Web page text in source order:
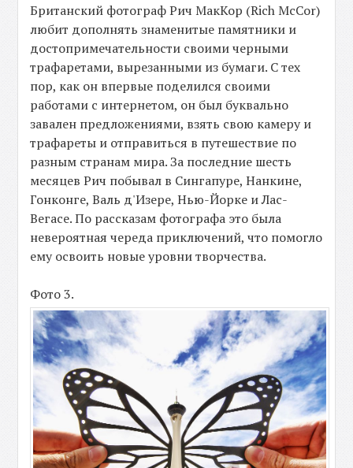
Британский фотограф Рич МакКор (Rich McCor)
любит дополнять знаменитые памятники и
достопримечательности своими черными
трафаретами, вырезанными из бумаги. С тех
пор, как он впервые поделился своими
работами с интернетом, он был буквально
завален предложениями, взять свою камеру и
трафареты и отправиться в путешествие по
разным странам мира. За последние шесть
месяцев Рич побывал в Сингапуре, Нанкине,
Гонконге, Валь д'Изере, Нью-Йорке и Лас-
Вегасе. По рассказам фотографа это была
невероятная череда приключений, что помогло
ему освоить новые уровни творчества.
Фото 3.